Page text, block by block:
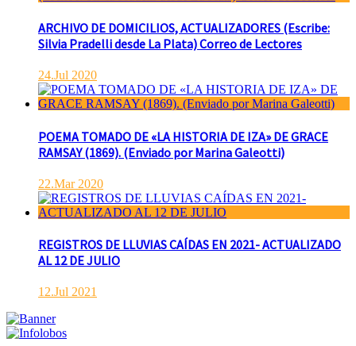
ARCHIVO DE DOMICILIOS, ACTUALIZADORES (Escribe:
Silvia Pradelli desde La Plata) Correo de Lectores
24.Jul 2020
POEMA TOMADO DE «LA HISTORIA DE IZA» DE GRACE
RAMSAY (1869). (Enviado por Marina Galeotti)
22.Mar 2020
REGISTROS DE LLUVIAS CAÍDAS EN 2021- ACTUALIZADO
AL 12 DE JULIO
12.Jul 2021